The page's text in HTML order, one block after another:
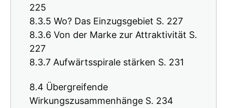
225
8.3.5 Wo? Das Einzugsgebiet S. 227
8.3.6 Von der Marke zur Attraktivität S.
227
8.3.7 Aufwärtsspirale stärken S. 231
8.4 Übergreifende
Wirkungszusammenhänge S. 234